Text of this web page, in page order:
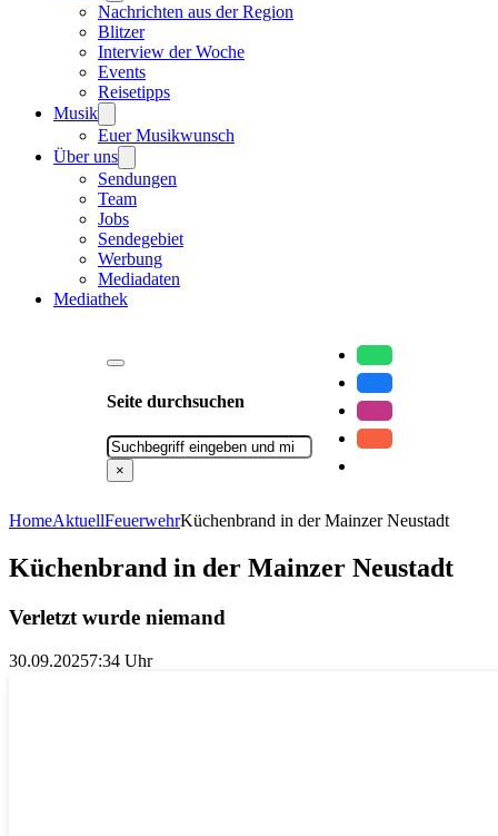
Nachrichten aus der Region
Blitzer
Interview der Woche
Events
Reisetipps
Musik
Euer Musikwunsch
Über uns
Sendungen
Team
Jobs
Sendegebiet
Werbung
Mediadaten
Mediathek
Seite durchsuchen
Suchen
×
HomeAktuellFeuerwehrKüchenbrand in der Mainzer Neustadt
Küchenbrand in der Mainzer Neustadt
Verletzt wurde niemand
30.09.20257:34 Uhr